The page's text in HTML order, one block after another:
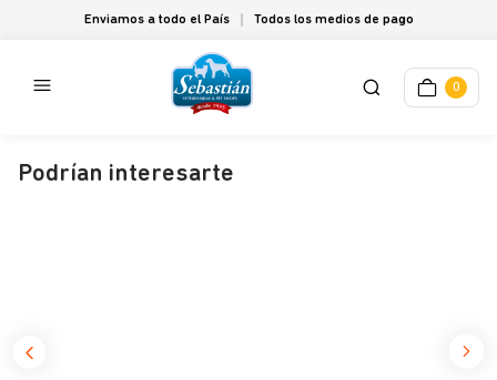
Enviamos a todo el País Todos los medios de pago
0
Podrían interesarte